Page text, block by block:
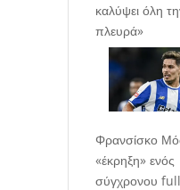
καλύψει όλη
πλευρά»
Φρανσίσκο
«έκρηξη» ενός
σύγχρονου